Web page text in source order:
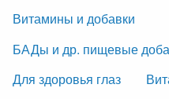
Витамины и добавки
БАДы и др. пищевые
Для здоровья глаз